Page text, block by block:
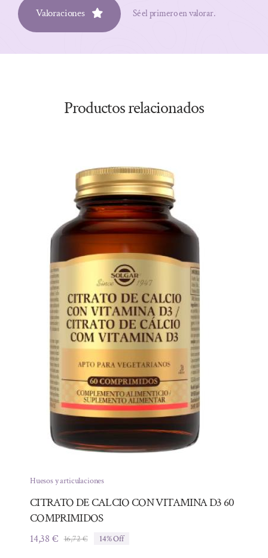
Valoraciones Sé el primero en valorar.
Productos relacionados
Huesos y articulaciones
CITRATO DE CALCIO CON VITAMINA D3 60
COMPRIMIDOS
16,72€El
14,38 €
El
14% Off